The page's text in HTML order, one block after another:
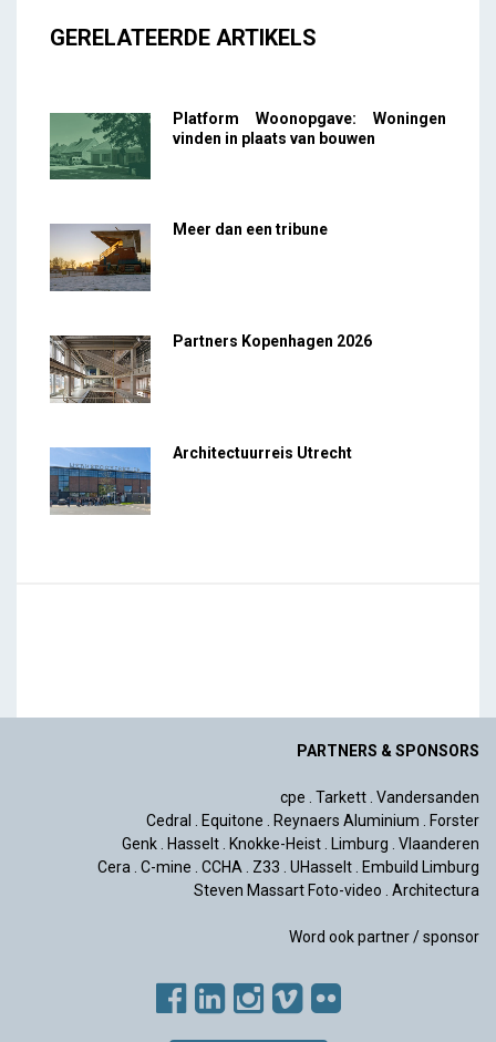
GERELATEERDE ARTIKELS
Platform Woonopgave: Woningen
vinden in plaats van bouwen
Meer dan een tribune
Partners Kopenhagen 2026
Architectuurreis Utrecht
PARTNERS & SPONSORS
cpe . Tarkett. Vandersanden
Cedral . Equitone . Reynaers Aluminium . Forster
Genk. Hasselt. Knokke-Heist. Limburg . Vlaanderen
Cera. C-mine . CCHA. Z33 . UHasselt. Embuild Limburg
Steven Massart Foto-video . Architectura
Word ook partner / sponsor